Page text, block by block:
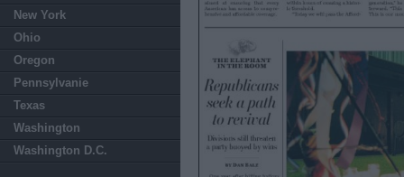
New York
Ohio
Oregon
Pennsylvanie
Texas
Washington
Washington D.C.